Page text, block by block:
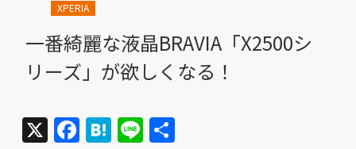
XPERIA
一番綺麗な液晶BRAVIA「X2500シ
リーズ」が欲しくなる！
X Facebook
Hatena
Line